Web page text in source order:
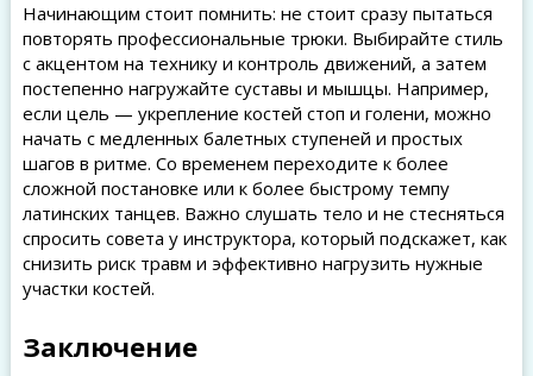
Начинающим стоит помнить: не стоит сразу пытаться
повторять профессиональные трюки. Выбирайте стиль
с акцентом на технику и контроль движений, а затем
постепенно нагружайте суставы и мышцы. Например,
если цель — укрепление костей стоп и голени, можно
начать с медленных балетных ступеней и простых
шагов в ритме. Со временем переходите к более
сложной постановке или к более быстрому темпу
латинских танцев. Важно слушать тело и не стесняться
спросить совета у инструктора, который подскажет, как
снизить риск травм и эффективно нагрузить нужные
участки костей.
Заключение